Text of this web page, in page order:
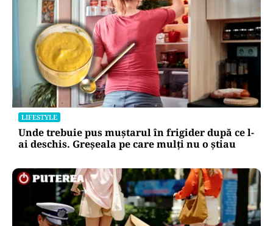
LIFESTYLE
Unde trebuie pus muștarul în frigider după ce l-
ai deschis. Greșeala pe care mulți nu o știau